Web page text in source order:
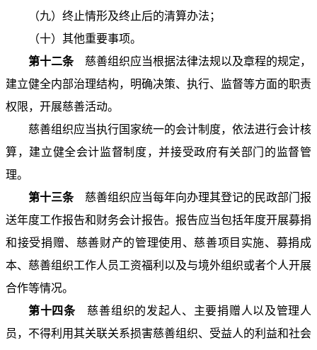
（九）终止情形及终止后的清算办法；
（十）其他重要事项。
第十二条慈善组织应当根据法律法规以及章程的规定，
建立健全内部治理结构，明确决策、执行、监督等方面的职责
权限，开展慈善活动。
慈善组织应当执行国家统一的会计制度，依法进行会计核
算，建立健全会计监督制度，并接受政府有关部门的监督管
理。
第十三条慈善组织应当每年向办理其登记的民政部门报
送年度工作报告和财务会计报告。报告应当包括年度开展募捐
和接受捐赠、慈善财产的管理使用、慈善项目实施、募捐成
本、慈善组织工作人员工资福利以及与境外组织或者个人开展
合作等情况。
第十四条慈善组织的发起人、主要捐赠人以及管理人
员，不得利用其关联关系损害慈善组织、受益人的利益和社会